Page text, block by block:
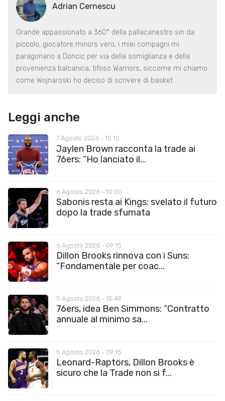
Adrian Cernescu
Grande appassionato a 360° della pallacanestro sin da
piccolo, giocatore minors vero, i miei compagni mi
paragonano a Doncic per via della somiglianza e della
provenienza balcanica, tifoso Warriors, siccome mi chiamo
come Wojnaroski ho deciso di scrivere di basket
Leggi anche
7 Agosto 2026 - 10:10
Jaylen Brown racconta la trade ai
76ers: “Ho lanciato il...
6 Agosto 2026 - 10:00
Sabonis resta ai Kings: svelato il futuro
dopo la trade sfumata
6 Agosto 2026 - 09:15
Dillon Brooks rinnova con i Suns:
“Fondamentale per coac...
5 Agosto 2026 - 15:49
76ers, idea Ben Simmons: “Contratto
annuale al minimo sa...
5 Agosto 2026 - 09:15
Leonard-Raptors, Dillon Brooks è
sicuro che la Trade non si f...